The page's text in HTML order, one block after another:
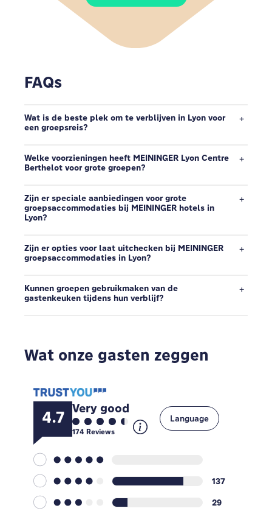
FAQs
Wat is de beste plek om te verblijven in Lyon voor
een groepsreis?
Welke voorzieningen heeft MEININGER Lyon Centre
Berthelot voor grote groepen?
Zijn er speciale aanbiedingen voor grote
groepsaccommodaties bij MEININGER hotels in
Lyon?
Zijn er opties voor laat uitchecken bij MEININGER
groepsaccommodaties in Lyon?
Kunnen groepen gebruikmaken van de
gastenkeuken tijdens hun verblijf?
Wat onze gasten zeggen
4.7 Very good
174 Reviews
137
29
Language